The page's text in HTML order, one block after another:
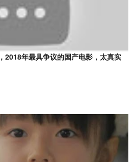
2018年最具争议的国产电影，太真实